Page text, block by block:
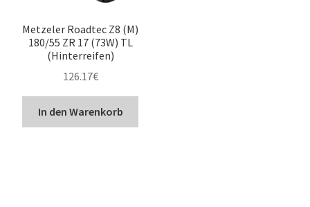
Metzeler Roadtec Z8 (M)
180/55 ZR 17 (73W) TL
(Hinterreifen)
126.17€
In den Warenkorb